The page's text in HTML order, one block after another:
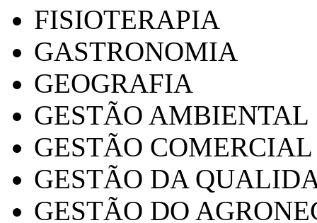
FISIOTERAPIA
GASTRONOMIA
GEOGRAFIA
GESTÃO AMBIENTAL
GESTÃO COMERCIAL
GESTÃO DA
GESTÃO DO